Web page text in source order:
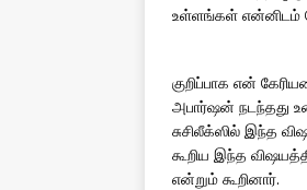
உள்ளங்கள் என்னிடம்
குறிப்பாக என்
அபார்ஷன் நடந்தது
சுசிலீக்ஸில் இந்த
கூறிய இந்த
என்றும் கூறினார்.